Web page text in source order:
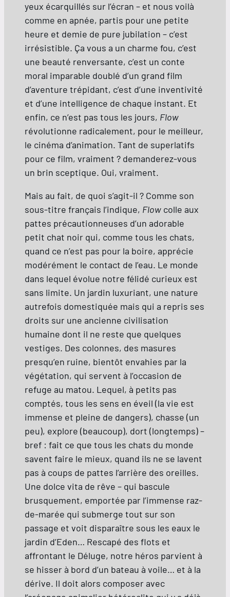
yeux écarquillés sur l’écran – et nous voilà
comme en apnée, partis pour une petite
heure et demie de pure jubilation – c’est
irrésistible. Ça vous a un charme fou, c’est
une beauté renversante, c’est un conte
moral imparable doublé d’un grand film
d’aventure trépidant, c’est d’une inventivité
et d’une intelligence de chaque instant. Et
enfin, ce n’est pas tous les jours, Flow
révolutionne radicalement, pour le meilleur,
le cinéma d’animation. Tant de superlatifs
pour ce film, vraiment ? demanderez-vous
un brin sceptique. Oui, vraiment.
Mais au fait, de quoi s’agit-il ? Comme son
sous-titre français l’indique, Flow colle aux
pattes précautionneuses d’un adorable
petit chat noir qui, comme tous les chats,
quand ce n’est pas pour la boire, apprécie
modérément le contact de l’eau. Le monde
dans lequel évolue notre félidé curieux est
sans limite. Un jardin luxuriant, une nature
autrefois domestiquée mais qui a repris ses
droits sur une ancienne civilisation
humaine dont il ne reste que quelques
vestiges. Des colonnes, des masures
presqu’en ruine, bientôt envahies par la
végétation, qui servent à l’occasion de
refuge au matou. Lequel, à petits pas
comptés, tous les sens en éveil (la vie est
immense et pleine de dangers), chasse (un
peu), explore (beaucoup), dort (longtemps) –
bref : fait ce que tous les chats du monde
savent faire le mieux, quand ils ne se lavent
pas à coups de pattes l’arrière des oreilles.
Une dolce vita de rêve – qui bascule
brusquement, emportée par l’immense raz-
de-marée qui submerge tout sur son
passage et voit disparaître sous les eaux le
jardin d’Eden… Rescapé des flots et
affrontant le Déluge, notre héros parvient à
se hisser à bord d’un bateau à voile… et à la
dérive. Il doit alors composer avec